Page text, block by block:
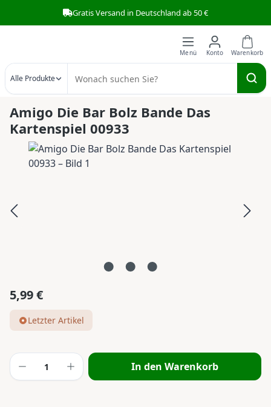
Zum Hauptinhalt springenGratis Versand in Deutschland ab 50 €
Alle Produkte
Amigo Die Bar Bolz Bande Das
Kartenspiel 00933
Bildergalerie überspringen
Regulärer Preis:
5,99 €
Letzter Artikel
Produkt Anzahl: Gib den gewünschten
In den Warenkorb